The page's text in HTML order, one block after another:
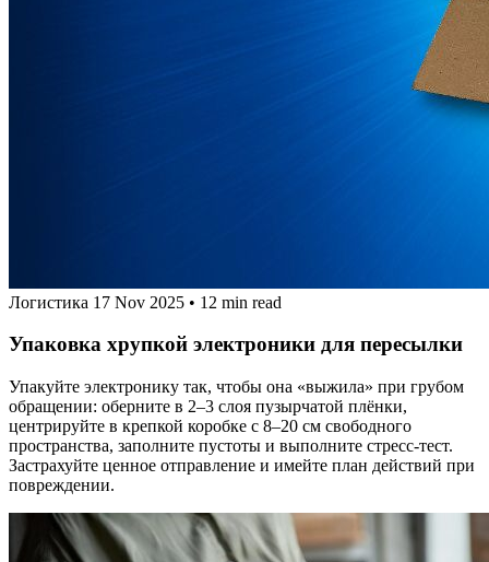
Логистика 17 Nov 2025 • 12 min read
Упаковка хрупкой электроники для пересылки
Упакуйте электронику так, чтобы она «выжила» при грубом
обращении: оберните в 2–3 слоя пузырчатой плёнки,
центрируйте в крепкой коробке с 8–20 см свободного
пространства, заполните пустоты и выполните стресс‑тест.
Застрахуйте ценное отправление и имейте план действий при
повреждении.